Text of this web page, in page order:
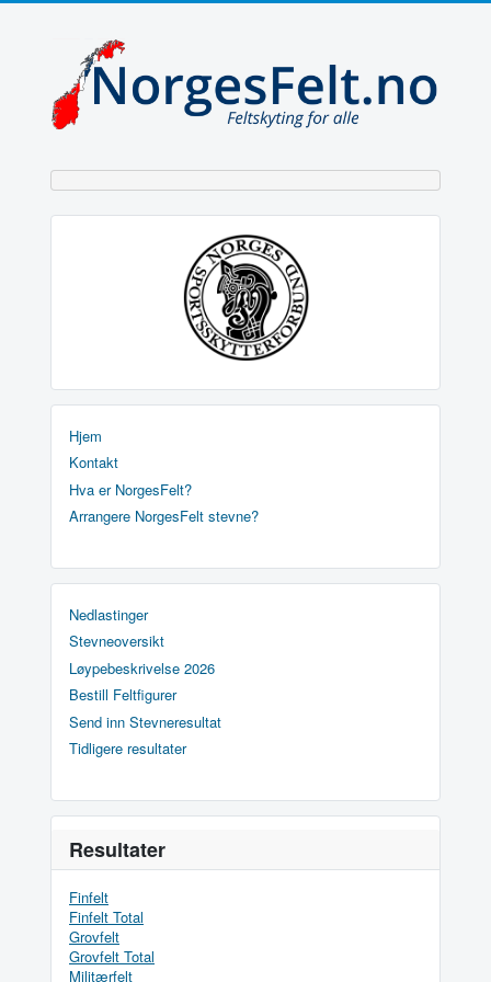
Hjem
Kontakt
Hva er NorgesFelt?
Arrangere NorgesFelt stevne?
Nedlastinger
Stevneoversikt
Løypebeskrivelse 2026
Bestill Feltfigurer
Send inn Stevneresultat
Tidligere resultater
Resultater
Finfelt
Finfelt Total
Grovfelt
Grovfelt Total
Militærfelt